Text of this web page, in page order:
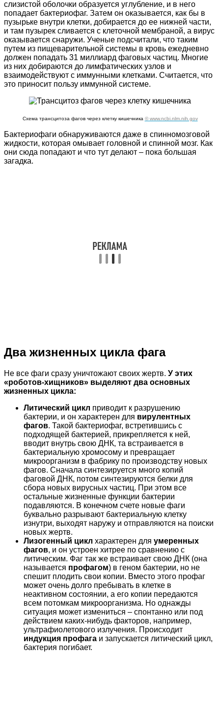
слизистой оболочки образуется углубление, и в него
попадает бактериофаг. Затем он оказывается, как бы в
пузырьке внутри клетки, добирается до ее нижней части,
и там пузырек сливается с клеточной мембраной, а вирус
оказывается снаружи. Ученые подсчитали, что таким
путем из пищеварительной системы в кровь ежедневно
должен попадать 31 миллиард фаговых частиц. Многие
из них добираются до лимфатических узлов и
взаимодействуют с иммунными клетками. Считается, что
это приносит пользу иммунной системе.
Схема трансцитоза фагов через клетку кишечника © www.ncbi.nlm.nih.gov
Бактериофаги обнаруживаются даже в спинномозговой
жидкости, которая омывает головной и спинной мозг. Как
они сюда попадают и что тут делают – пока большая
загадка.
Два жизненных цикла фага
Не все фаги сразу уничтожают своих жертв. У этих
«роботов-хищников» выделяют два основных
жизненных цикла:
Литический цикл приводит к разрушению
бактерии, и он характерен для вирулентных
фагов. Такой бактериофаг, встретившись с
подходящей бактерией, прикрепляется к ней,
вводит внутрь свою ДНК, та встраивается в
бактериальную хромосому и превращает
микроорганизм в фабрику по производству новых
фагов. Сначала синтезируется много копий
фаговой ДНК, потом синтезируются белки для
сбора новых вирусных частиц. При этом все
остальные жизненные функции бактерии
подавляются. В конечном счете новые фаги
буквально разрывают бактериальную клетку
изнутри, выходят наружу и отправляются на поиски
новых жертв.
Лизогенный цикл характерен для умеренных
фагов, и он устроен хитрее по сравнению с
литическим. Фаг так же встраивает свою ДНК (она
называется профагом) в геном бактерии, но не
спешит плодить свои копии. Вместо этого профаг
может очень долго пребывать в клетке в
неактивном состоянии, а его копии передаются
всем потомкам микроорганизма. Но однажды
ситуация может измениться – спонтанно или под
действием каких-нибудь факторов, например,
ультрафиолетового излучения. Происходит
индукция профага и запускается литический цикл,
бактерия погибает.